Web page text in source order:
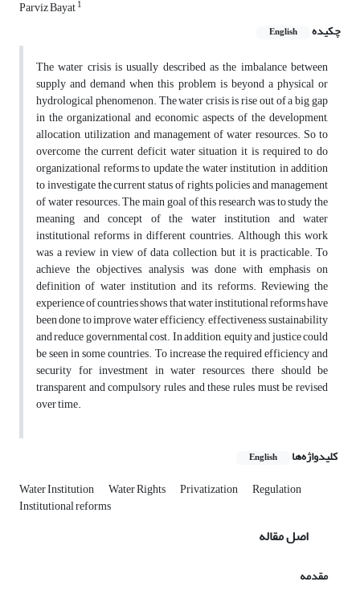
Parviz Bayat1
چکیده English
The water crisis is usually described as the imbalance between
supply and demand when this problem is beyond a physical or
hydrological phenomenon. The water crisis is rise out of a big gap
in the organizational and economic aspects of the development,
allocation, utilization and management of water resources. So to
overcome the current deficit water situation it is required to do
organizational reforms to update the water institution, in addition
to investigate the current status of rights, policies and management
of water resources. The main goal of this research was to study the
meaning and concept of the water institution and water
institutional reforms in different countries. Although this work
was a review in view of data collection, but it is practicable. To
achieve the objectives, analysis was done with emphasis on
definition of water institution and its reforms. Reviewing the
experience of countries shows that water institutional reforms have
been done to improve water efficiency, effectiveness, sustainability
and reduce governmental cost. In addition, equity and justice could
be seen in some countries. To increase the required efficiency and
security for investment in water resources, there should be
transparent and compulsory rules and these rules must be revised
over time.
کلیدواژه‌ها English
Water Institution Water Rights Privatization Regulation
Institutional reforms
اصل مقاله
مقدمه